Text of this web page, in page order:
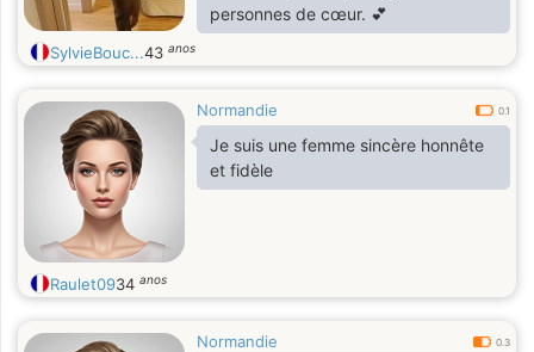
personnes de cœur. 💕
SylvieBouc...43 anos
Normandie 0.1
Je suis une femme sincère honnête
et fidèle
Raulet0934 anos
Normandie 0.3